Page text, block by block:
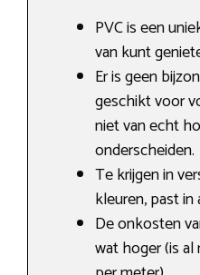
PVC is een
van kunt
Er is geen
geschikt voor
niet van echt
onderscheiden.
Te krijgen in
kleuren, past in
De onkosten
wat hoger (is